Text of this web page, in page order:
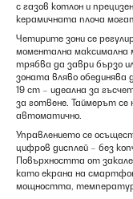
с газов котлон и
керамичната плоча
Четирите зони се
моментална максимална
трябва да заври бързо
зоната вляво обединява
19 cm – идеална за
за готвене. Таймерът се
автоматично.
Управлението се
цифров дисплей – без
Повърхността от
като екрана на
мощността,